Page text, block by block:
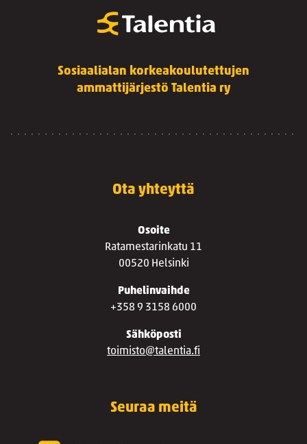
Sosiaalialan korkeakoulutettujen
ammattijärjestö Talentia ry
Ota yhteyttä
Osoite
Ratamestarinkatu 11
00520 Helsinki
Puhelinvaihde
+358 9 3158 6000
Sähköposti
toimisto@talentia.fi
Seuraa meitä